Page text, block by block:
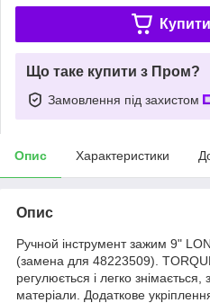
Що таке купити з Пром?
Замовлення під захистом
Опис Характеристики
Опис
Ручной інструмент зажим 9"
(замена для 48223509).
регулюється і легко знімається,
матеріали. Додаткове